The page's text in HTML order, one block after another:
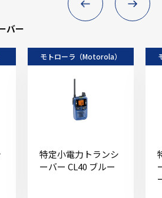
バー
モトローラ（Motorola）
特定小電力トランシ
ーバー CL40 ブルー